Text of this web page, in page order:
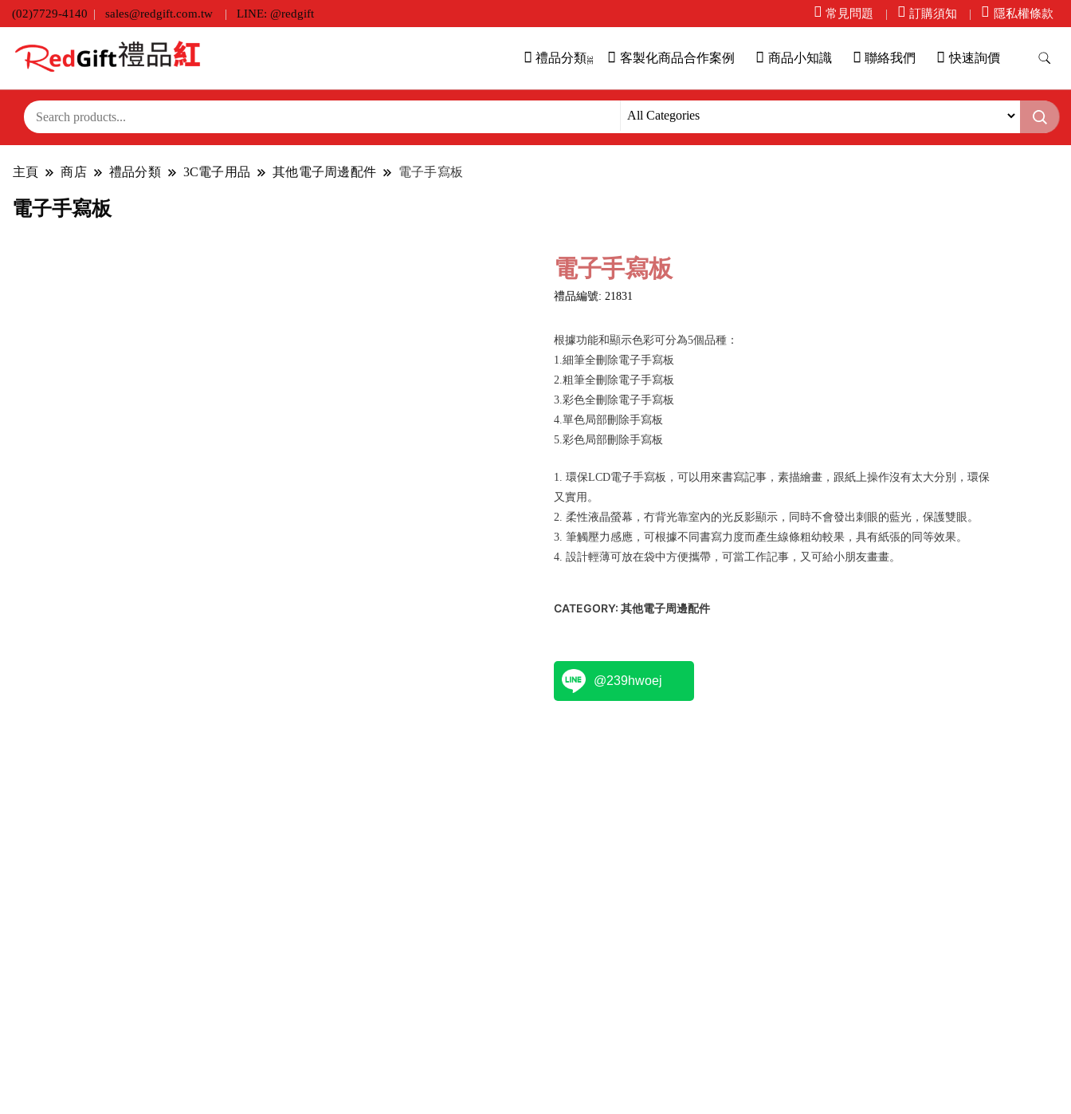
(02)7729-4140 sales@redgift.com.tw LINE: @redgift 常見問題 訂購須知 隱私權條款
禮品分類 客製化商品合作案例 商品小知識 聯絡我們 快速詢價
主頁 商店 禮品分類 3C電子用品 其他電子周邊配件 電子手寫板
電子手寫板
電子手寫板
禮品編號: 21831
根據功能和顯示色彩可分為5個品種：
1.細筆全刪除電子手寫板
2.粗筆全刪除電子手寫板
3.彩色全刪除電子手寫板
4.單色局部刪除手寫板
5.彩色局部刪除手寫板
1. 環保LCD電子手寫板，可以用來書寫記事，素描繪畫，跟紙上操作沒有太大分別，環保
又實用。
2. 柔性液晶螢幕，冇背光靠室內的光反影顯示，同時不會發出刺眼的藍光，保護雙眼。
3. 筆觸壓力感應，可根據不同書寫力度而產生線條粗幼較果，具有紙張的同等效果。
4. 設計輕薄可放在袋中方便攜帶，可當工作記事，又可給小朋友畫畫。
CATEGORY:其他電子周邊配件
@239hwoej